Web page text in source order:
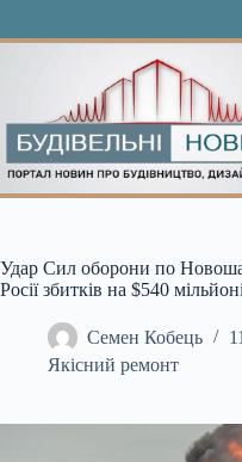
Удар Сил оборони по
Росії збитків на $540
Семен Кобець
Якісний ремонт